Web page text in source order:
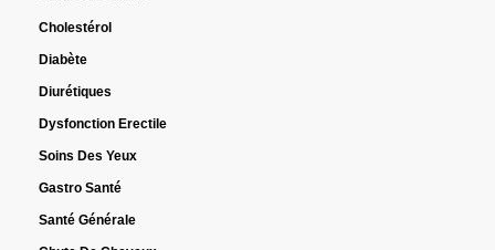
Cholestérol
Diabète
Diurétiques
Dysfonction Erectile
Soins Des Yeux
Gastro Santé
Santé Générale